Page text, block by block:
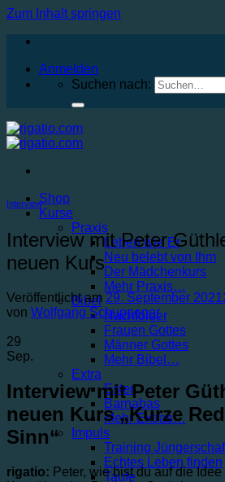
Zum Inhalt springen
Anmelden
Suchen nach:
Shop
Kurse
Praxis
Leben wie Er
Neu belebt von Ihm
Der Mädchenkurs
Mehr Praxis…
Bibel
Nachfolger
Frauen Gottes
Männer Gottes
Mehr Bibel…
Extra
Ester
Barnabas
Mehr Extras…
Impuls
Training
Echtes Leben finden
Taufe
Interview
Interview mit Peter
neuen Kurs
Veröffentlicht am 29. September 2021
von Wolfgang Schuppener
29
Sep.
Interview mit Peter
neuen Kurs „Kurze
Sinn“
rigatio: Peter, wie bist du auf die